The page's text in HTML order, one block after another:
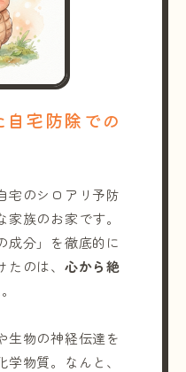
宅防除での
宅のシロアリ予防
族のお家です。
成分」を徹底的に
のは、 心から絶
生物の神経伝達を
物質。なんと、